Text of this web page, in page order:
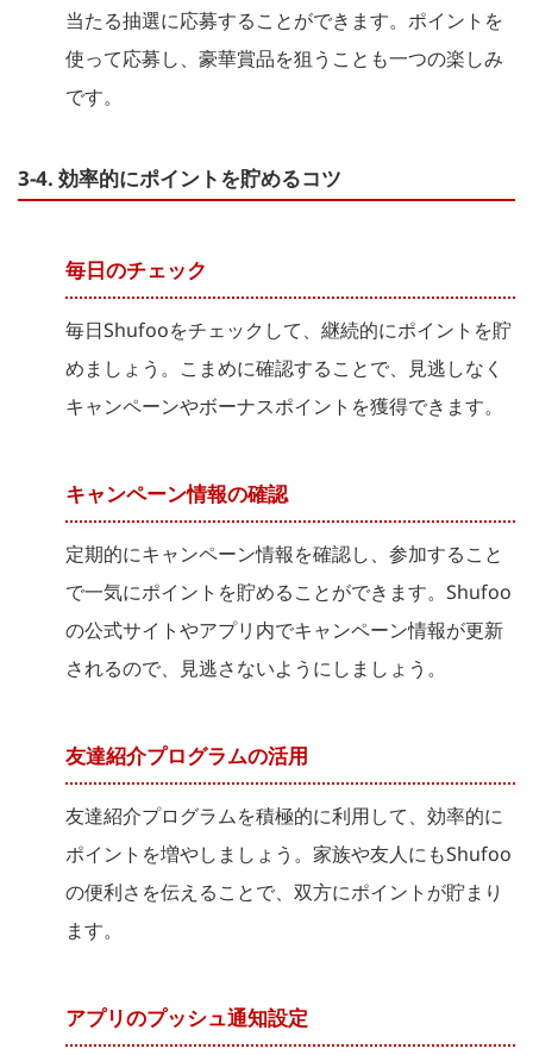
当たる抽選に応募することができます。ポイントを
使って応募し、豪華賞品を狙うことも一つの楽しみ
です。
3-4. 効率的にポイントを貯めるコツ
毎日のチェック
毎日Shufooをチェックして、継続的にポイントを貯
めましょう。こまめに確認することで、見逃しなく
キャンペーンやボーナスポイントを獲得できます。
キャンペーン情報の確認
定期的にキャンペーン情報を確認し、参加すること
で一気にポイントを貯めることができます。Shufoo
の公式サイトやアプリ内でキャンペーン情報が更新
されるので、見逃さないようにしましょう。
友達紹介プログラムの活用
友達紹介プログラムを積極的に利用して、効率的に
ポイントを増やしましょう。家族や友人にもShufoo
の便利さを伝えることで、双方にポイントが貯まり
ます。
アプリのプッシュ通知設定